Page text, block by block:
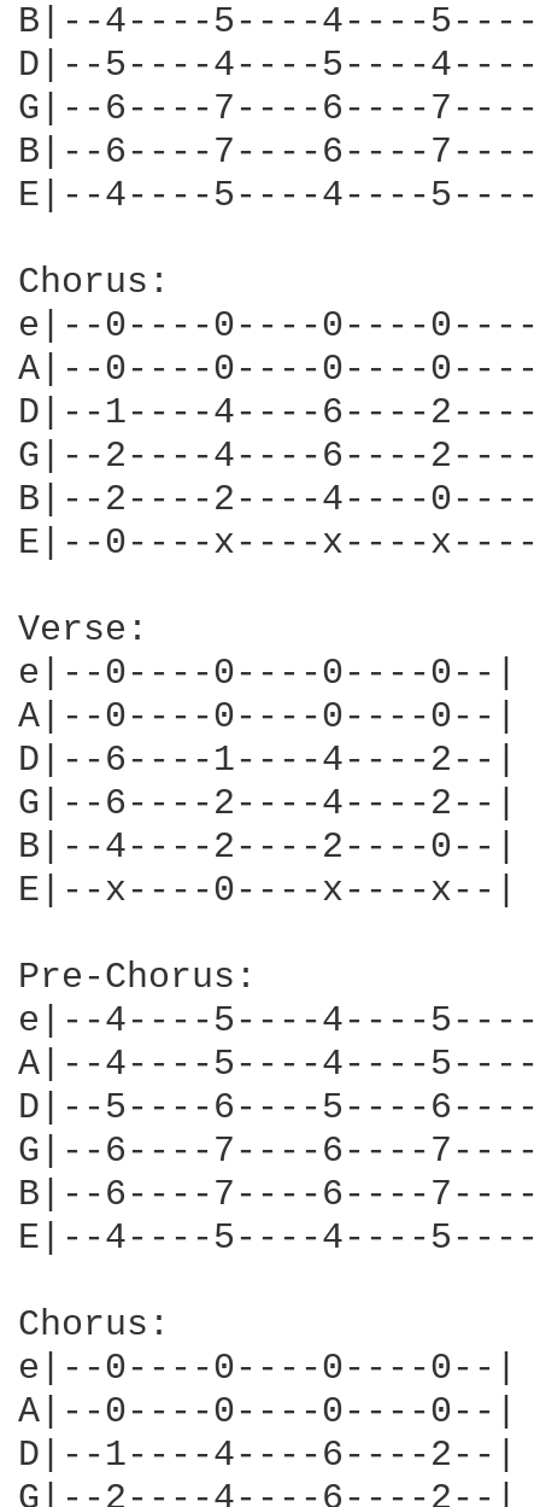
B|--4----5----4----
D|--5----4----5----
G|--6----7----6----
B|--6----7----6----
E|--4----5----4----
Chorus:
e|--0----0----0----
A|--0----0----0----
D|--1----4----6----
G|--2----4----6----
B|--2----2----4----
E|--0----x----x----
Verse:
e|--0----0----0----0--|
A|--0----0----0----0--|
D|--6----1----4----2--|
G|--6----2----4----2--|
B|--4----2----2----0--|
E|--x----0----x----x--|
Pre-Chorus:
e|--4----5----4----
A|--4----5----4----
D|--5----6----5----
G|--6----7----6----
B|--6----7----6----
E|--4----5----4----
Chorus:
e|--0----0----0----0--|
A|--0----0----0----0--|
D|--1----4----6----2--|
G|--2----4----6----2--|